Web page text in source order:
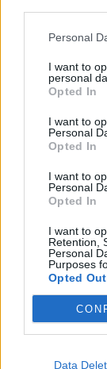
Personal
I want to
personal
Opted In
I want to
Personal
Opted In
I want to
Personal
Opted In
I want to
Retention,
Personal
Purposes
Opted Out
Data
Επιπλέον, ο
του Παύλου
ενώ ο τέως
πρίγκιπα